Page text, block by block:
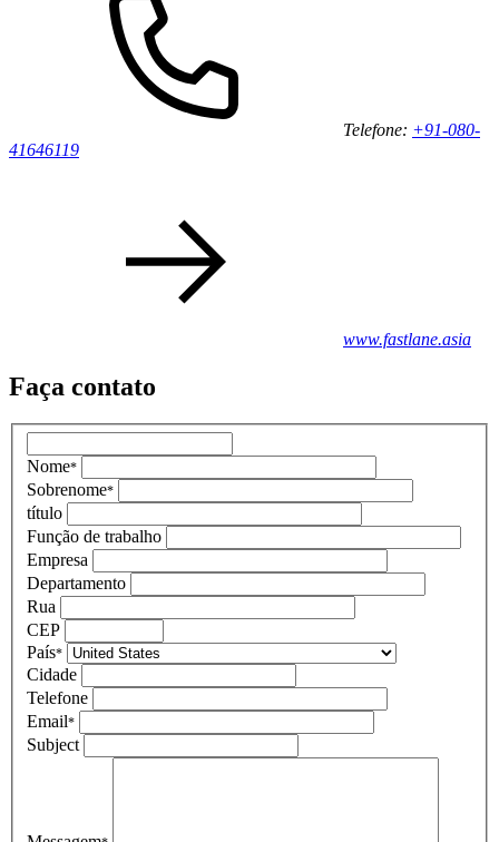
Telefone: +91-080-
41646119
www.fastlane.asia
Faça contato
Nome*
Sobrenome*
título
Função de trabalho
Empresa
Departamento
Rua
CEP
País*
Cidade
Telefone
Email*
Subject